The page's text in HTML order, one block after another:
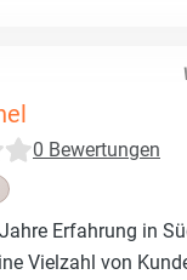
0 Bewertungen
Erfahrung in
Vielzahl von